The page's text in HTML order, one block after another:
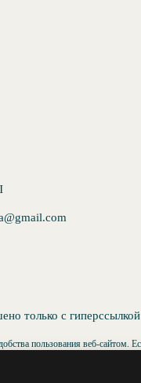
только с
пользования веб-сайтом.